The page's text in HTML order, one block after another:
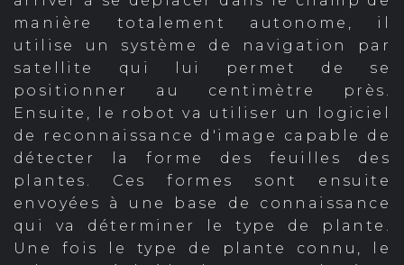
manière totalement autonome, il
utilise un système de navigation par
satellite qui lui permet de se
positionner au centimètre près.
Ensuite, le robot va utiliser un logiciel
de reconnaissance d'image capable de
détecter la forme des feuilles des
plantes. Ces formes sont ensuite
envoyées à une base de connaissance
qui va déterminer le type de plante.
Une fois le type de plante connu, le